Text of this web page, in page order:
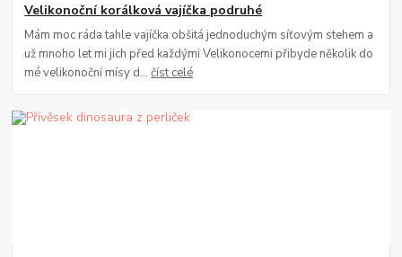
Velikonoční korálková vajíčka podruhé
Mám moc ráda tahle vajíčka obšitá jednoduchým síťovým stehem a
už mnoho let mi jich před každými Velikonocemi přibyde několik do
mé velikonoční mísy d...číst celé